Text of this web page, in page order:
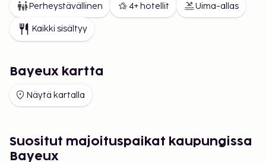
Perheystävällinen 4+ hotellit Uima-allas
Kaikki sisältyy
Bayeux kartta
Näytä kartalla
Suositut majoituspaikat kaupungissa
Bayeux